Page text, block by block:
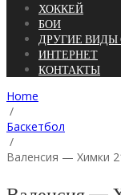
ХОККЕЙ
БОИ
ДРУГИЕ ВИДЫ
ИНТЕРНЕТ
КОНТАКТЫ
Home
/
Баскетбол
/
Валенсия — Химки